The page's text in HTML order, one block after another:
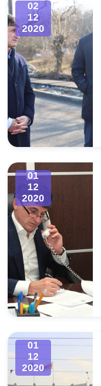
02
12
2020
01
12
2020
01
12
2020